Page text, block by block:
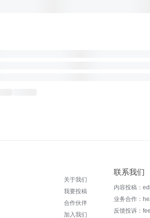
关于我们
我要投稿
合作伙伴
加入我们
联系我们
内容投稿：
业务合作：
反馈投诉：